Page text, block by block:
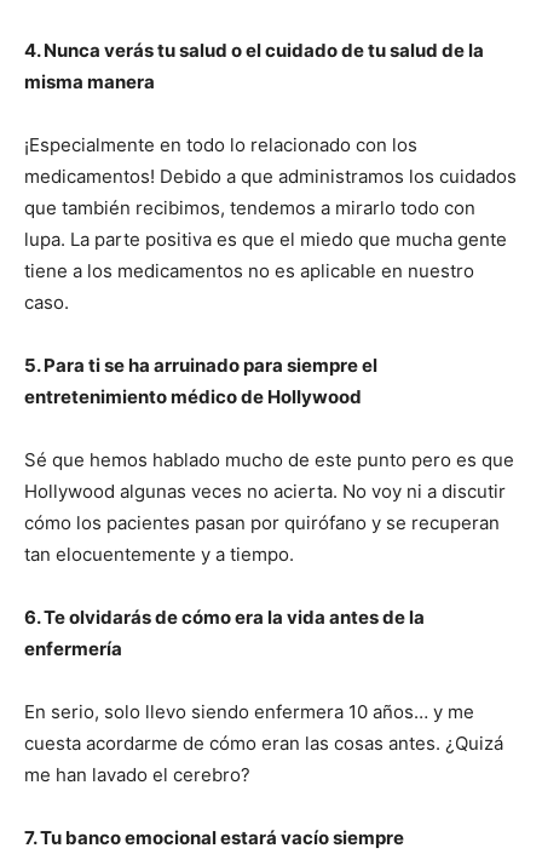
I WANT IN
4. Nunca verás tu salud o el cuidado de tu salud de la
misma manera
¡Especialmente en todo lo relacionado con los
medicamentos! Debido a que administramos los cuidados
que también recibimos, tendemos a mirarlo todo con
lupa. La parte positiva es que el miedo que mucha gente
tiene a los medicamentos no es aplicable en nuestro
caso.
5. Para ti se ha arruinado para siempre el
entretenimiento médico de Hollywood
Sé que hemos hablado mucho de este punto pero es que
Hollywood algunas veces no acierta. No voy ni a discutir
cómo los pacientes pasan por quirófano y se recuperan
tan elocuentemente y a tiempo.
6. Te olvidarás de cómo era la vida antes de la
enfermería
En serio, solo llevo siendo enfermera 10 años… y me
cuesta acordarme de cómo eran las cosas antes. ¿Quizá
me han lavado el cerebro?
7. Tu banco emocional estará vacío siempre